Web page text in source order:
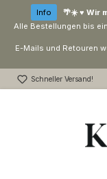
Zum Hauptinhalt
Info
🌴☀️ ♥ Wir
Alle Bestellungen bis
E-Mails und Retouren
Schneller Versand!